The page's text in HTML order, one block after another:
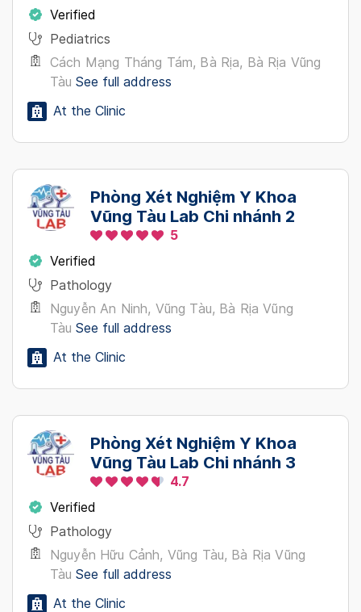
Verified
Pediatrics
Cách Mạng Tháng Tám, Bà Rịa, Bà Rịa Vũng
Tàu See full address
At the Clinic
Phòng Xét Nghiệm Y Khoa
Vũng Tàu Lab Chi nhánh 2
5
Verified
Pathology
Nguyễn An Ninh, Vũng Tàu, Bà Rịa Vũng
Tàu See full address
At the Clinic
Phòng Xét Nghiệm Y Khoa
Vũng Tàu Lab Chi nhánh 3
4.7
Verified
Pathology
Nguyễn Hữu Cảnh, Vũng Tàu, Bà Rịa Vũng
Tàu See full address
At the Clinic